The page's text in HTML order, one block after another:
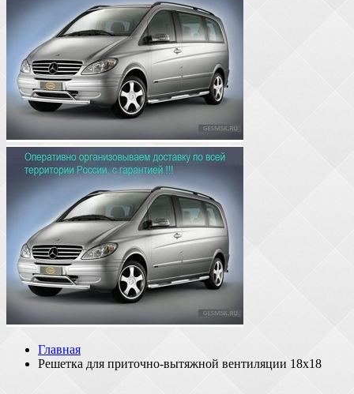
Главная
Решетка для приточно-вытяжной вентиляции 18х18